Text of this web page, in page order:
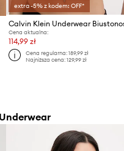
extra -5% z kodem: OFF*
Cena aktualna:
114,99 zł
Cena regularna: 189,99 zł
Najniższa cena: 129,99 zł